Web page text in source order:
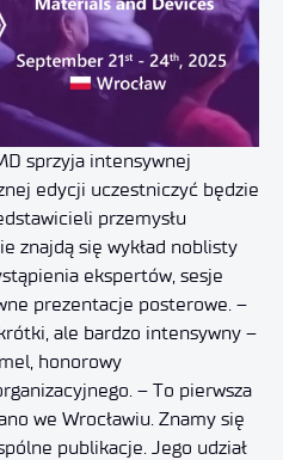
sprzyja intensywnej
edycji uczestniczyć będzie
przemysłu
znajdą się wykład noblisty
ekspertów, sesje
prezentacje posterowe. –
ale bardzo intensywny –
honorowy
– To pierwsza
we Wrocławiu. Znamy się
publikacje. Jego udział